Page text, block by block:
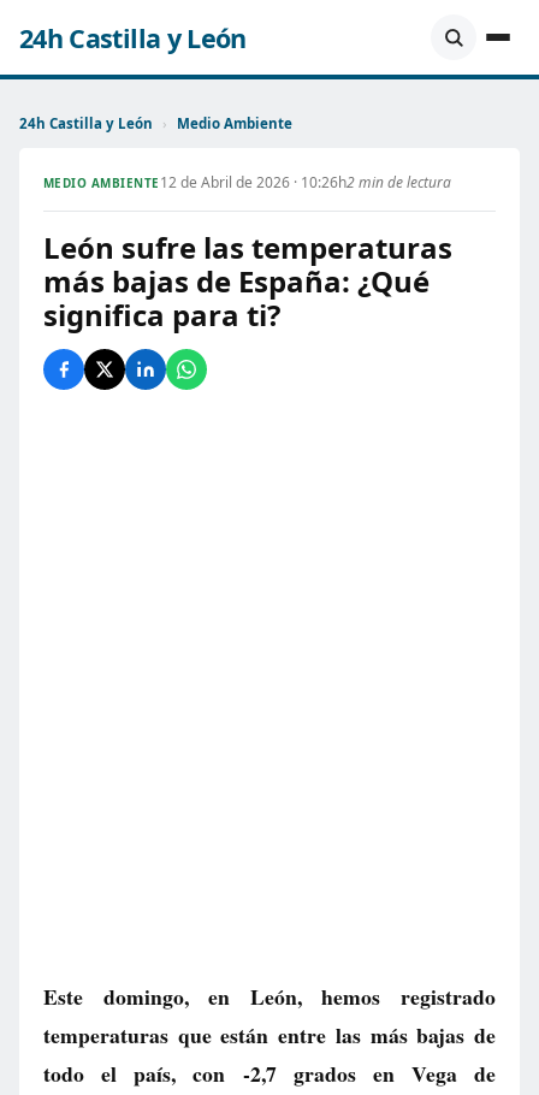
24h Castilla y León
24h Castilla y León › Medio Ambiente
MEDIO AMBIENTE 12 de Abril de 2026 · 10:26h2 min de lectura
León sufre las temperaturas
más bajas de España: ¿Qué
significa para ti?
Este domingo, en León, hemos registrado
temperaturas que están entre las más bajas de
todo el país, con -2,7 grados en Vega de